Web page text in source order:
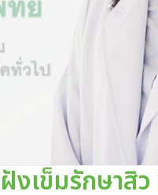
ฝังเข็มรักษาสิ